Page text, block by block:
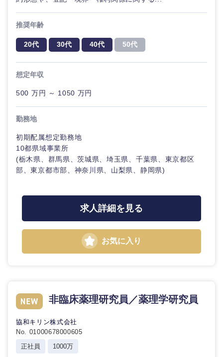
推奨年齢
20代 30代 40代 50代
想定年収
500 万円 ～ 1050 万円
勤務地
初期配属想定勤務地
10都県域事業所
(栃木県、群馬県、茨城県、埼玉県、千葉県、東京都区
部、東京都市部、神奈川県、山梨県、静岡県)
求人詳細を見る
お気に入り
非臨床薬理研究員／薬理学研究員
協和キリン株式会社
No. 01000678000605
正社員
1000万